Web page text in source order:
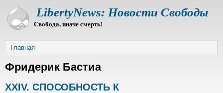
Перейти
основному
LibertyNews: Новости Свободы
Свобода, иначе смерть!
Строка
навигации
Главная
Фридерик Бастиа
XXIV. СПОСОБНОСТЬ К